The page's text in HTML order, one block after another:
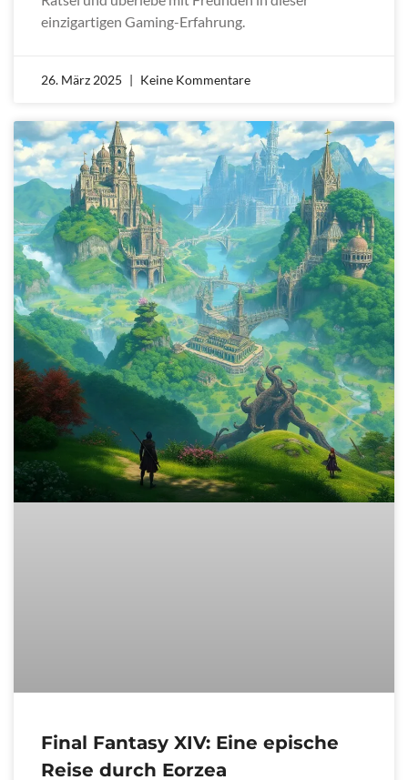
einzigartigen Gaming-Erfahrung.
26. März 2025 Keine Kommentare
Final Fantasy XIV: Eine epische
Reise durch Eorzea